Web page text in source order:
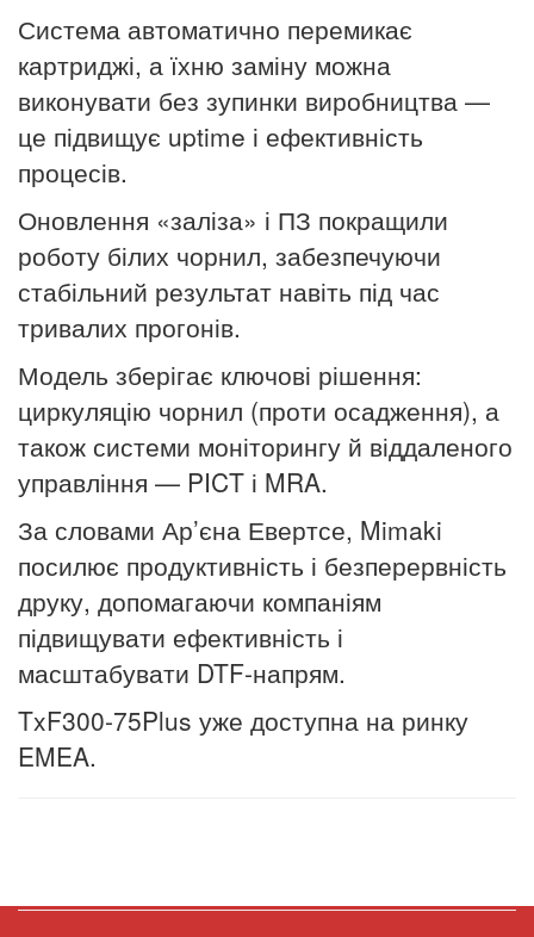
Система автоматично перемикає
картриджі, а їхню заміну можна
виконувати без зупинки виробництва —
це підвищує uptime і ефективність
процесів.
Оновлення «заліза» і ПЗ покращили
роботу білих чорнил, забезпечуючи
стабільний результат навіть під час
тривалих прогонів.
Модель зберігає ключові рішення:
циркуляцію чорнил (проти осадження), а
також системи моніторингу й віддаленого
управління — PICT і MRA.
За словами Ар’єна Евертсе, Mimaki
посилює продуктивність і безперервність
друку, допомагаючи компаніям
підвищувати ефективність і
масштабувати DTF-напрям.
TxF300-75Plus уже доступна на ринку
EMEA.